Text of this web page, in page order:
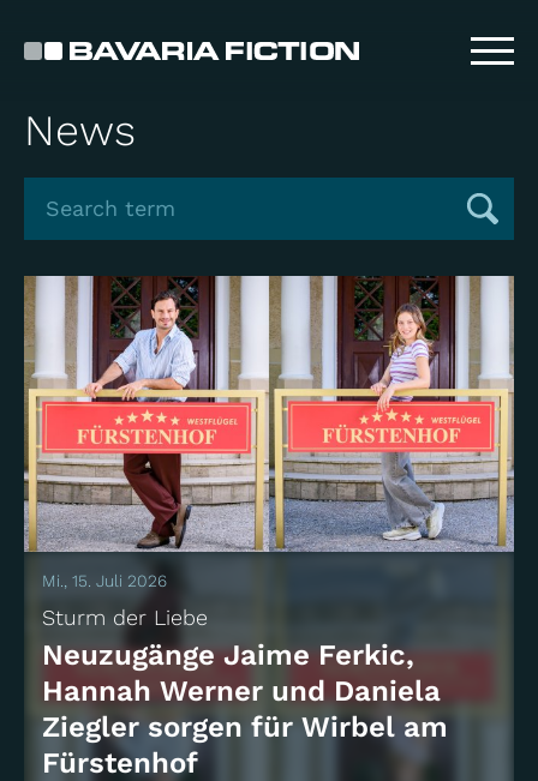
zum
News
Mi., 15. Juli 2026
Sturm der Liebe
Neuzugänge Jaime Ferkic,
Hannah Werner und Daniela
Ziegler sorgen für Wirbel am
Fürstenhof